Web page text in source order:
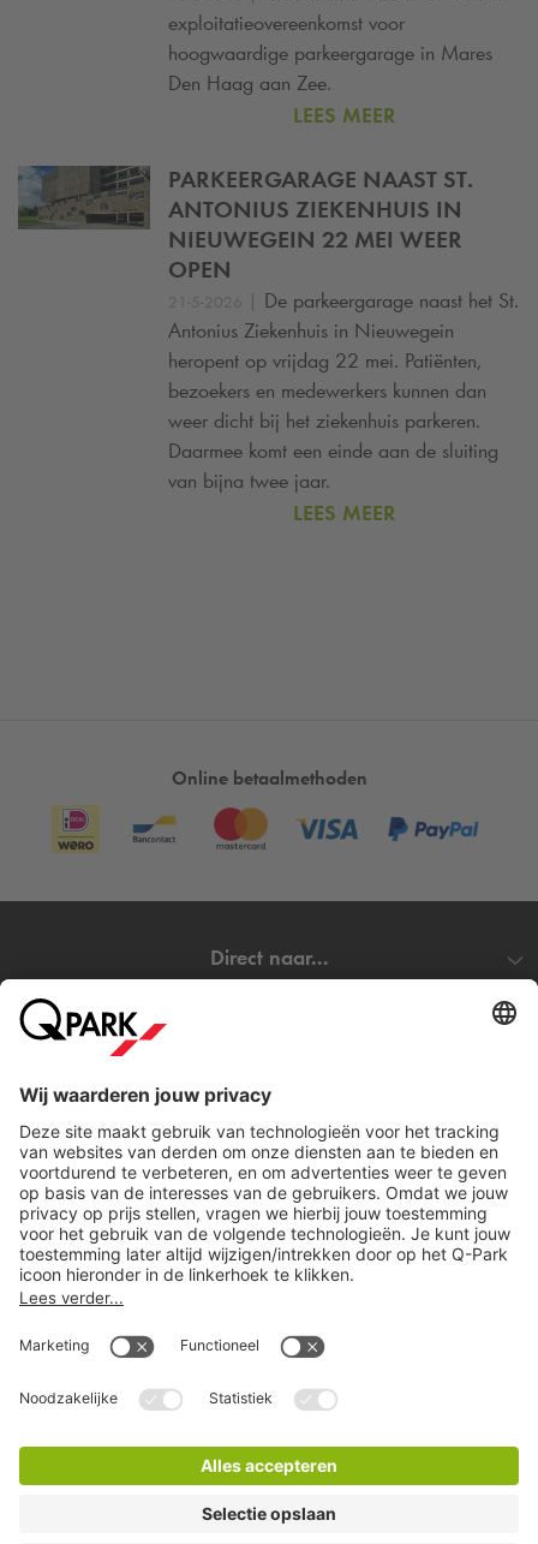
exploitatieovereenkomst voor
hoogwaardige parkeergarage in Mares
Den Haag aan Zee.
LEES MEER
PARKEERGARAGE NAAST ST.
ANTONIUS ZIEKENHUIS IN
NIEUWEGEIN 22 MEI WEER
OPEN
21-5-2026 | De parkeergarage naast het St.
Antonius Ziekenhuis in Nieuwegein
heropent op vrijdag 22 mei. Patiënten,
bezoekers en medewerkers kunnen dan
weer dicht bij het ziekenhuis parkeren.
Daarmee komt een einde aan de sluiting
van bijna twee jaar.
LEES MEER
Online betaalmethoden
Direct naar...
Download
Copyright
Privacy statement
Disclaimer